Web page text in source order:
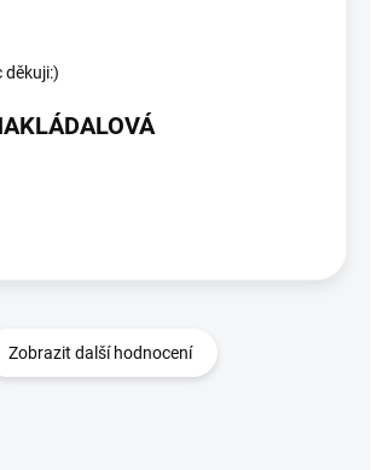
děkuji:)
Zobrazit další hodnocení